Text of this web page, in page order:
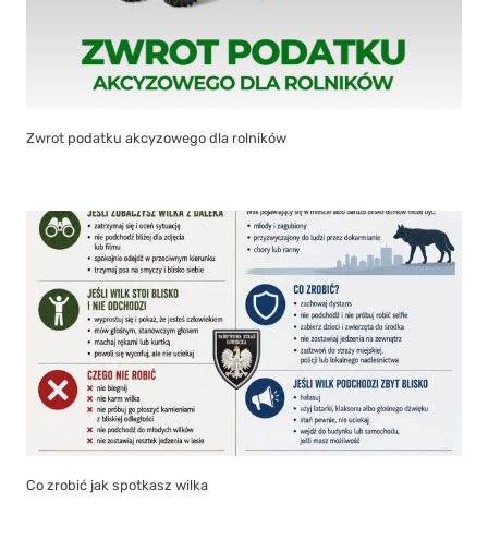
Zwrot podatku akcyzowego dla rolników
Co zrobić jak spotkasz wilka